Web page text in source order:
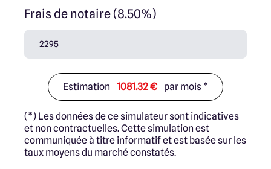
Frais de notaire (8.50%)
Estimation 1081.32 € par mois *
(*) Les données de ce simulateur sont indicatives
et non contractuelles. Cette simulation est
communiquée à titre informatif et est basée sur les
taux moyens du marché constatés.